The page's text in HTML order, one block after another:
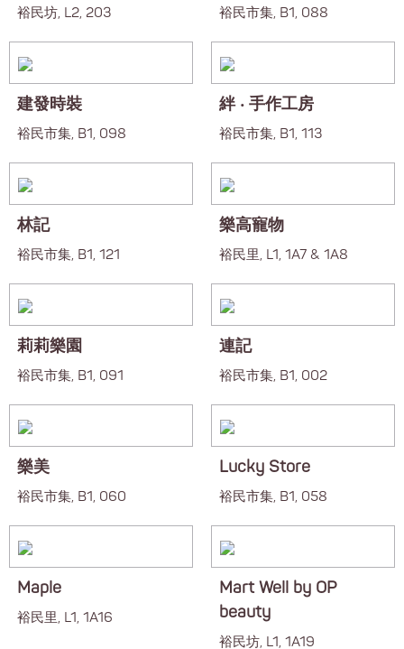
裕民坊, L2, 203 裕民市集, B1, 088
建發時裝
裕民市集, B1, 098
絆 ‧ 手作工房
裕民市集, B1, 113
林記
裕民市集, B1, 121
樂高寵物
裕民里, L1, 1A7 & 1A8
莉莉樂園
裕民市集, B1, 091
連記
裕民市集, B1, 002
樂美
裕民市集, B1, 060
Lucky Store
裕民市集, B1, 058
Maple
裕民里, L1, 1A16
Mart Well by OP
beauty
裕民坊, L1, 1A19